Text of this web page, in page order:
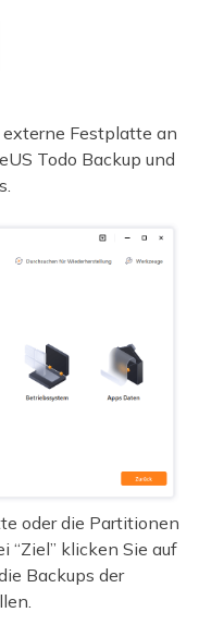
Festplatte an
Todo Backup und
oder die Partitionen
“Ziel” klicken Sie auf
Backups der